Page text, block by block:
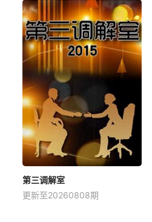
第三调解室
更新至20260808期